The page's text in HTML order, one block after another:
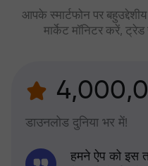
आपके स्मार्टफोन पर
मार्केट मॉनिटर करें,
डाउनलोड दुनिया भर में!
हमने ऐप को इस